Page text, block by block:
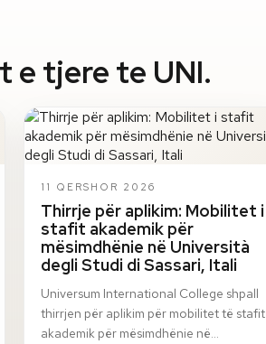
e tjere te UNI.
11 QERSHOR 2026
Thirrje për aplikim: Mobilitet i
stafit akademik për
mësimdhënie në Università
degli Studi di Sassari, Itali
Universum International College shpall
thirrjen për aplikim për mobilitet të stafit
akademik për mësimdhënie në